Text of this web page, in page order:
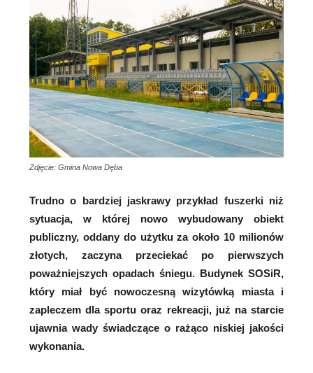
Zdjęcie: Gmina Nowa Dęba
Trudno o bardziej jaskrawy przykład fuszerki niż
sytuacja, w której nowo wybudowany obiekt
publiczny, oddany do użytku za około 10 milionów
złotych, zaczyna przeciekać po pierwszych
poważniejszych opadach śniegu. Budynek SOSiR,
który miał być nowoczesną wizytówką miasta i
zapleczem dla sportu oraz rekreacji, już na starcie
ujawnia wady świadczące o rażąco niskiej jakości
wykonania.